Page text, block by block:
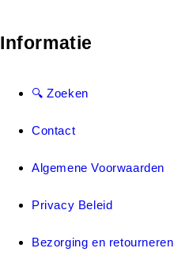
Informatie
🔍 Zoeken
Contact
Algemene Voorwaarden
Privacy Beleid
Bezorging en retourneren